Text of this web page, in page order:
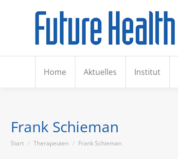
Home Aktuelles Institut
Frank Schieman
Sie befinden sich hier:
Start Therapeuten Frank Schieman